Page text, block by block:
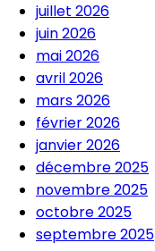
juillet 2026
juin 2026
mai 2026
avril 2026
mars 2026
février 2026
janvier 2026
décembre 2025
novembre 2025
octobre 2025
septembre 2025